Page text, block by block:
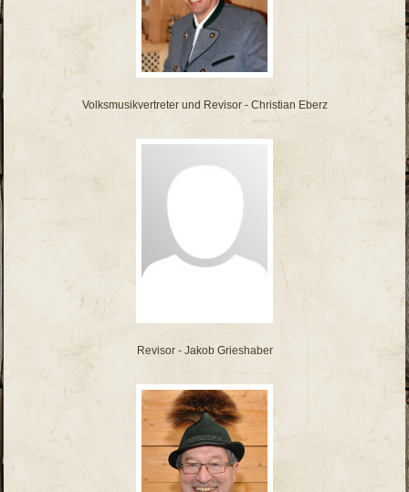
Volksmusikvertreter und Revisor - Christian Eberz
Revisor - Jakob Grieshaber